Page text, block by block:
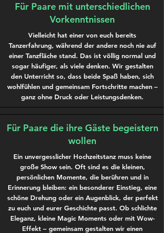
Für Paare mit unterschiedlichen
Vorkenntnissen
Vielleicht hat einer von euch bereits
Tanzerfahrung, während der andere noch nie auf
einer Tanzfläche stand. Das ist völlig normal und
sogar häufiger, als viele denken. Wir gestalten
den Unterricht so, dass beide Spaß haben, sich
wohlfühlen und gemeinsam Fortschritte machen –
ganz ohne Druck oder Leistungsdenken.
Für Paare die ihre Gäste begeistern
wollen
Ein unvergesslicher Hochzeitstanz muss keine
große Show sein. Oft sind es die kleinen,
persönlichen Momente, die berühren und in
Erinnerung bleiben: ein besonderer Einstieg, eine
schöne Drehung oder ein Augenblick, der perfekt
zu euch und eurer Geschichte passt. Ob schlichte
Eleganz, kleine Magic Moments oder mit Wow-
Effekt – gemeinsam gestalten wir einen